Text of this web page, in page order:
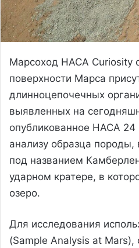
Марсоход НАСА Curiosity
поверхности Марса
длинноцепочечных
выявленных на
опубликованное НАСА 24
анализу образца породы,
под названием
ударном кратере, в
озеро.
Для исследования
(Sample Analysis at Mars),